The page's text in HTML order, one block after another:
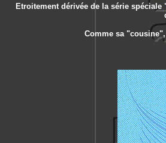
Etroitement dérivée de la série spéciale
Comme sa